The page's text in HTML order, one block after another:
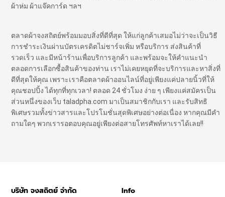
ผ้าห่ม ผ้าแจ๊คการ์ด ฯลฯ
ตลาดผ้าจงสถิตย์พร้อมมอบสิ่งที่ดีที่สุด ให้แก่ลูกค้าเสมอไม่ว่าจะเป็นวิธี
การชำระเงินผ่านบัตรเครดิตไม่ชาร์จเพิ่ม หรือบริการ ส่งสินค้าที่
รวดเร็ว และมีหน้าร้านเพื่อบริการลูกค้า และพร้อมจะให้คำแนะนำ
ตลอดการเลือกซื้อสินค้าของท่าน เราไม่เคยหยุดที่จะบริการและหาสิ่งที่
ดีที่สุดให้คุณ เพราะเราคือตลาดผ้าออนไลน์ที่อยู่เพียงแค่ปลายนิ้วที่ให้
คุณชอปปิ้ง ได้ทุกที่ทุกเวลา! ตลอด 24 ชั่วโมง ง่าย ๆ เพียงแค่สมัครเป็น
ส่วนหนึ่งของเว็บ taladpha.com มาเป็นสมาชิกกับเรา และรับสิทธิ
พิเศษรวมทั้งข่าวสารและโปรโมชั่นสุดพิเศษอย่างต่อเนื่อง หากคุณมีคำ
ถามใดๆ พวกเรารอตอบคุณอยู่เพียงต่อสายโทรศัพท์หาเราได้เลย!!
บริษัท จงสถิตย์ จำกัด Info